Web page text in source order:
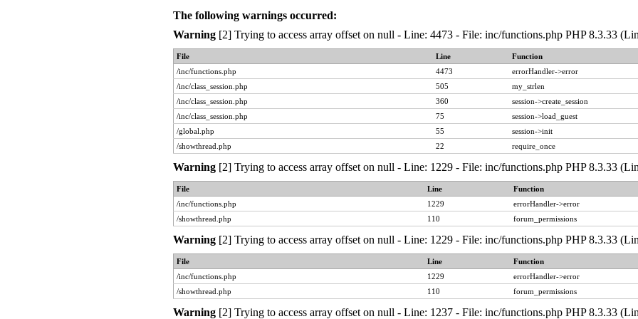
The following warnings occurred:
Warning[2] Trying to access array offset on null - Line: 4473 - File: inc/functions.php PHP 8.3.33
File Line
Function
/inc/functions.php
4473
errorHandler->error
/inc/class_session.php
505
my_strlen
/inc/class_session.php
360
session->create_session
/inc/class_session.php
75
session->load_guest
/global.php
55
session->init
/showthread.php
22 require_once
Warning[2] Trying to access array offset on null - Line: 1229 - File: inc/functions.php PHP 8.3.33
File Line
Function
/inc/functions.php
1229
errorHandler->error
/showthread.php
110 forum_permissions
Warning[2] Trying to access array offset on null - Line: 1229 - File: inc/functions.php PHP 8.3.33
File Line
Function
/inc/functions.php
1229
errorHandler->error
/showthread.php
110 forum_permissions
Warning[2] Trying to access array offset on null - Line: 1237 - File: inc/functions.php PHP 8.3.33